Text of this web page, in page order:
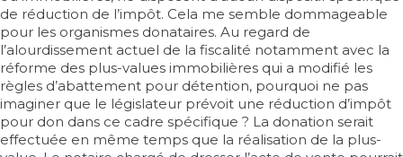
de réduction de l’impôt. Cela me semble dommageable
pour les organismes donataires. Au regard de
l’alourdissement actuel de la fiscalité notamment avec la
réforme des plus-values immobilières qui a modifié les
règles d’abattement pour détention, pourquoi ne pas
imaginer que le législateur prévoit une réduction d’impôt
pour don dans ce cadre spécifique ? La donation serait
effectuée en même temps que la réalisation de la plus-